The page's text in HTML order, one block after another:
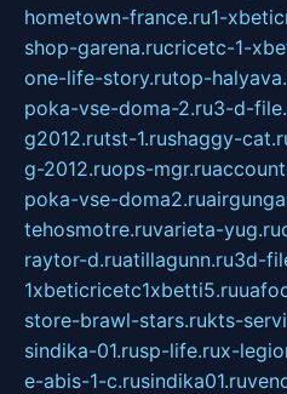
hometown-france.ru1-
shop-garena.rucricetc-1-
one-life-story.rutop-
poka-vse-doma-2.ru3-d-
g2012.rutst-1.rushaggy-
g-2012.ruops-mgr.ru
poka-vse-doma2.ru
tehosmotre.ruvarieta-yug.ru
raytor-d.ruatillagunn.ru3d-
1xbeticricetc1xbetti5.ru
store-brawl-stars.rukts-
sindika-01.rusp-life.rux-
e-abis-1-c.rusindika01.ru